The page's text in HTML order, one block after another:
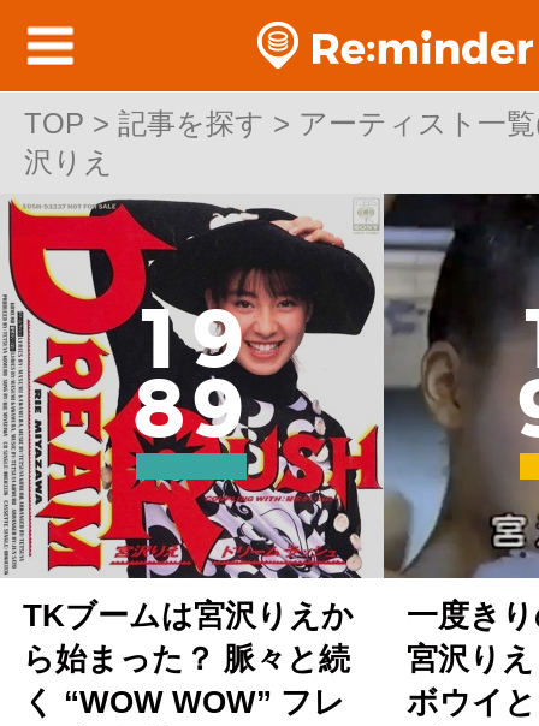
TOP > 記事を探す > アーティスト一
沢りえ
TOP > 記事を探す > アーティスト一
沢りえ
19
89
TKブームは宮沢りえか
ら始まった？ 脈々と続
く “WOW WOW” フレ
一度き
宮沢り
ボウイ